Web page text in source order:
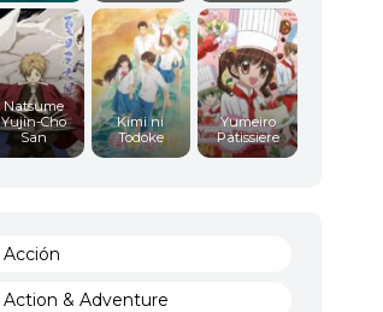
Natsume
Yujin-Cho
San
Kimi ni
Todoke
Yumeiro
Patissiere
Acción
Action & Adventure